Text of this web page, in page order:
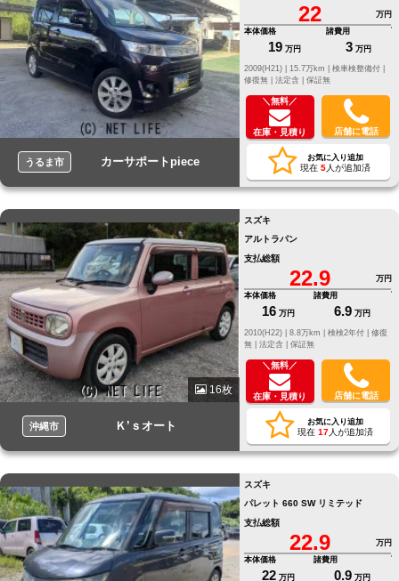
うるま市 カーサポートpiece
22
万円
本体価格
19 万円
諸費用
3 万円
修復無 | 法定含 | 保証無
＼無料／
在庫・見積り 店舗に電話
お気に入り追加
現在 5人が追加済
16枚
沖縄市 Ｋ’ｓオート
スズキ
アルトラパン
支払総額
22.9
万円
本体価格
16 万円
諸費用
6.9 万円
修復
無 | 法定含 | 保証無
＼無料／
在庫・見積り 店舗に電話
お気に入り追加
現在 17人が追加済
スズキ
パレット 660 SW リミテッド
支払総額
22.9
万円
本体価格
22 万円
諸費用
0.9 万円